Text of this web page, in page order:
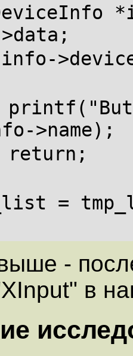
>name);
return;
=
-
в